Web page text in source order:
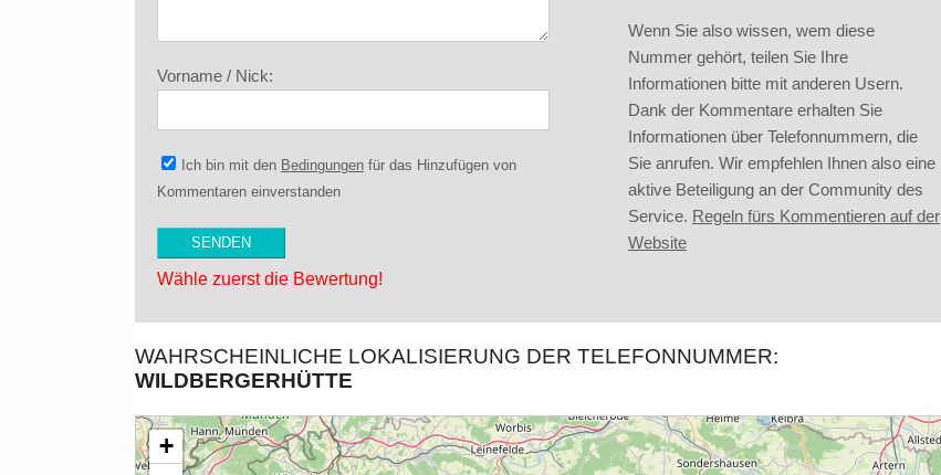
Vorname / Nick:
Ich bin mit den Bedingungen für das Hinzufügen von
Kommentaren einverstanden
Wähle zuerst die Bewertung!
Wenn Sie also wissen, wem diese
Nummer gehört, teilen Sie Ihre
Informationen bitte mit anderen Usern.
Dank der Kommentare erhalten Sie
Informationen über Telefonnummern, die
Sie anrufen. Wir empfehlen Ihnen also eine
aktive Beteiligung an der Community des
Service. Regeln fürs Kommentieren auf der
Website
WAHRSCHEINLICHE LOKALISIERUNG DER TELEFONNUMMER:
WILDBERGERHÜTTE